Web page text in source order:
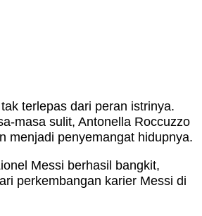
terlepas dari peran istrinya.
masa sulit, Antonella Roccuzzo
menjadi penyemangat hidupnya.
Messi berhasil bangkit,
perkembangan karier Messi di